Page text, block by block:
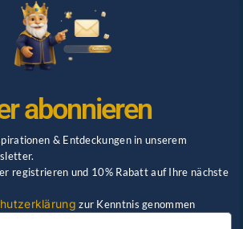
abonnieren
& Entdeckungen in unserem
registrieren und 10% Rabatt auf Ihre nächste
zur Kenntnis genommen